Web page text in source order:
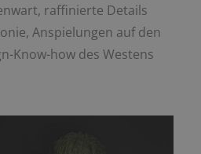
raffinierte Details
Anspielungen auf den
Know-how des Westens